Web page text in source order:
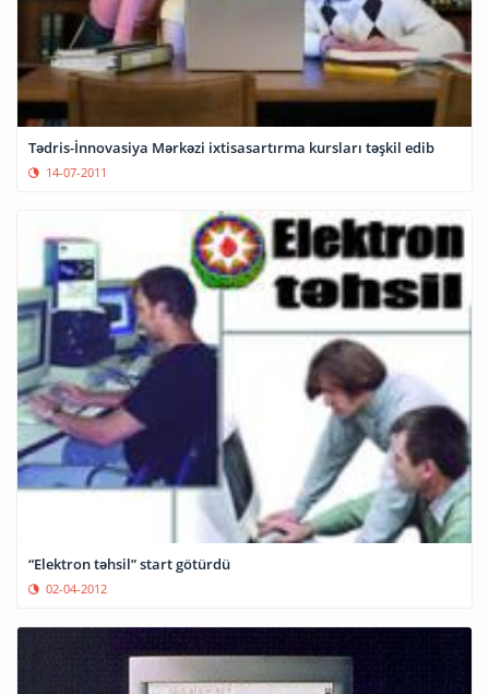
Tədris-İnnovasiya Mərkəzi ixtisasartırma kursları təşkil edib
14-07-2011
“Elektron təhsil” start götürdü
02-04-2012